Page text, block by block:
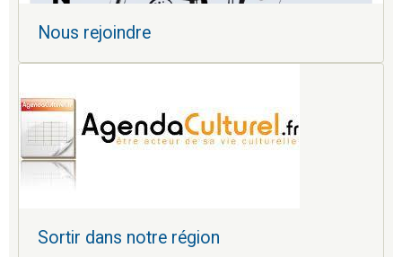
Nous rejoindre
Sortir dans notre région